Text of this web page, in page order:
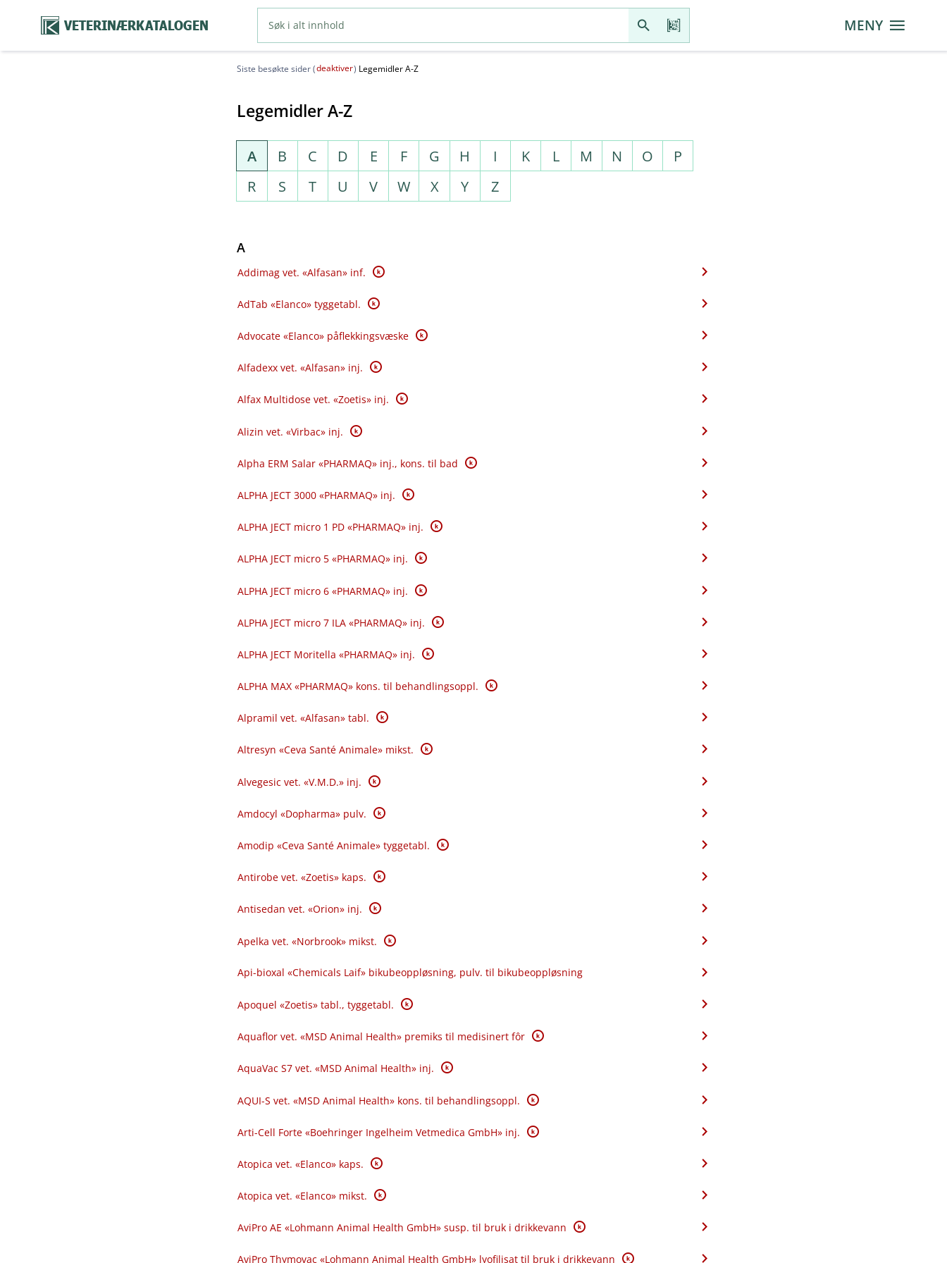
VETERINÆRKATALOGEN MENY
Siste besøkte sider (deaktiver) Legemidler A-Z
Legemidler A-Z
A B C D E F G H I K L M N O
P
R
S T U V W X Y Z
A
Addimag vet. «Alfasan» inf. K
AdTab «Elanco» tyggetabl. K
Advocate «Elanco» påflekkingsvæske K
Alfadexx vet. «Alfasan» inj. K
Alfax Multidose vet. «Zoetis» inj. K
Alizin vet. «Virbac» inj. K
Alpha ERM Salar «PHARMAQ» inj., kons. til bad K
ALPHA JECT 3000 «PHARMAQ» inj. K
ALPHA JECT micro 1 PD «PHARMAQ» inj. K
ALPHA JECT micro 5 «PHARMAQ» inj. K
ALPHA JECT micro 6 «PHARMAQ» inj. K
ALPHA JECT micro 7 ILA «PHARMAQ» inj. K
ALPHA JECT Moritella «PHARMAQ» inj. K
ALPHA MAX «PHARMAQ» kons. til behandlingsoppl. K
Alpramil vet. «Alfasan» tabl. K
Altresyn «Ceva Santé Animale» mikst. K
Alvegesic vet. «V.M.D.» inj. K
Amdocyl «Dopharma» pulv. K
Amodip «Ceva Santé Animale» tyggetabl. K
Antirobe vet. «Zoetis» kaps. K
Antisedan vet. «Orion» inj. K
Apelka vet. «Norbrook» mikst. K
Api-bioxal «Chemicals Laif» bikubeoppløsning, pulv. til bikubeoppløsning
Apoquel «Zoetis» tabl., tyggetabl. K
Aquaflor vet. «MSD Animal Health» premiks til medisinert fôr K
AquaVac S7 vet. «MSD Animal Health» inj. K
AQUI-S vet. «MSD Animal Health» kons. til behandlingsoppl. K
Arti-Cell Forte «Boehringer Ingelheim Vetmedica GmbH» inj. K
Atopica vet. «Elanco» kaps. K
Atopica vet. «Elanco» mikst. K
AviPro AE «Lohmann Animal Health GmbH» susp. til bruk i drikkevann K
AviPro Thymovac «Lohmann Animal Health GmbH» lyofilisat til bruk i drikkevann K